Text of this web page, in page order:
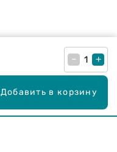
– +
Добавить в корзину